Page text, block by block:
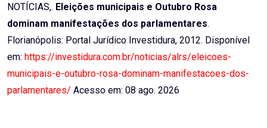
NOTÍCIAS,. Eleições municipais e Outubro Rosa
dominam manifestações dos parlamentares.
Florianópolis: Portal Jurídico Investidura, 2012. Disponível
em: https://investidura.com.br/noticias/alrs/eleicoes-
municipais-e-outubro-rosa-dominam-manifestacoes-dos-
parlamentares/ Acesso em: 08 ago. 2026